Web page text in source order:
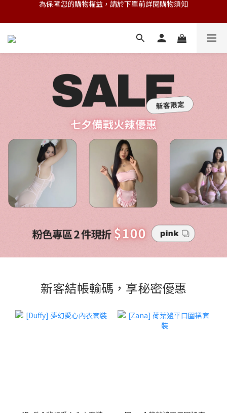
新客結帳輸碼，享秘密優惠